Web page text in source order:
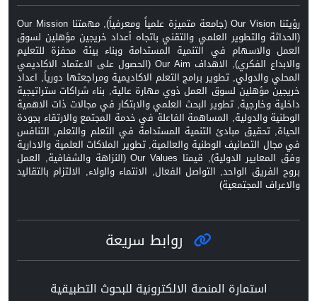
رؤيتنا Our Vision (جامعة متميزة علمياً ومعرفياً), مهمتنا Our Mission
(الحداثة والتطوير العلمي والتقني باتجاه أعداد خريجين مؤهلين لسوق
العمل والاسهام في التنمية المستدامة وبناء بيئة محفزة للتعليم
والابداع الفكري), الاهداف Our Aim (الحصول على الاعتماد الاكاديمي
المحلي والدولي, تطوير برامج التعلم الاكاديمية ومراجعتها دورياً, اعداد
خريجين مؤهلين لسوق العمل ذوي مهارة عالية, بناء شراكات ستراتيجية
داخلية وخارجية, تطوير البحث العلمي والابتكار في مجالات ذات الاهمية
الوطنية والدولية, المساهمة الفاعلة في خدمة المجتمع والارتقاء بجودة
الحياة, تحقيق مبادئ التنمية المستدامة في التعلم والتعلم, التنافس
في مجال التصانيف الوطنية والعالمية, تطوير الملاكات العلمية والادارية
وفق المعايير الدولية), قيمنا Our Values (النزاهة والشفافية, العمل
بروح الفريق الواحد, التواصل الفعال, الانتماء والولاء, الالتزام بالتقاليد
والاعراف المجتمعية)
روابط سريعة
استمارة المنصة الالكترونية للبحوث التطبيقية